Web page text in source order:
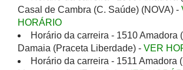
Casal de Cambra (C. Saúde) (NOVA) -
HORÁRIO
Horário da carreira - 1510 Amadora
Damaia (Praceta Liberdade) - VER
Horário da carreira - 1511 Amadora